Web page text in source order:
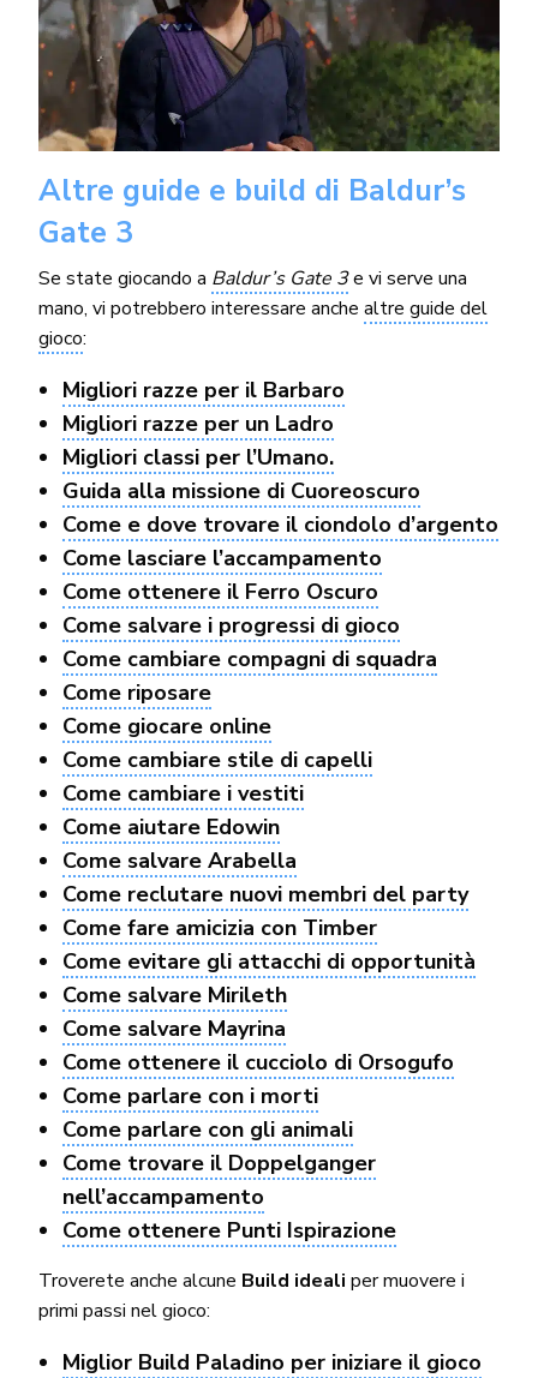
Altre guide e build di Baldur’s
Gate 3
Se state giocando a Baldur’s Gate 3e vi serve una
mano, vi potrebbero interessare anchealtre guide del
gioco:
Migliori razze per il Barbaro
Migliori razze per un Ladro
Migliori classi per l’Umano.
Guida alla missione di Cuoreoscuro
Come e dove trovare il ciondolo d’argento
Come lasciare l’accampamento
Come ottenere il Ferro Oscuro
Come salvare i progressi di gioco
Come cambiare compagni di squadra
Come riposare
Come giocare online
Come cambiare stile di capelli
Come cambiare i vestiti
Come aiutare Edowin
Come salvare Arabella
Come reclutare nuovi membri del party
Come fare amicizia con Timber
Come evitare gli attacchi di opportunità
Come salvare Mirileth
Come salvare Mayrina
Come ottenere il cucciolo di Orsogufo
Come parlare con i morti
Come parlare con gli animali
Come trovare il Doppelganger
nell’accampamento
Come ottenere Punti Ispirazione
Troverete anche alcune Build ideali per muovere i
primi passi nel gioco:
Miglior Build Paladino per iniziare il gioco